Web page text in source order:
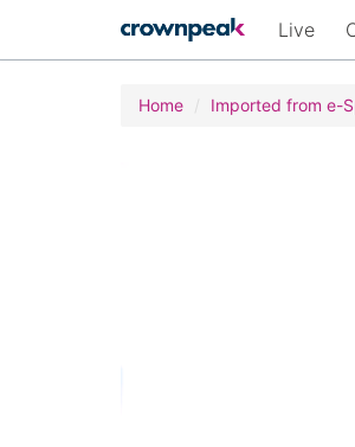
Live
Home Imported from e-